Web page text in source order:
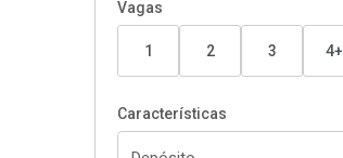
Vagas
1 2 3 4+
Características